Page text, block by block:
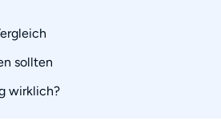
2026
MP4 Converter
sollten
aber nicht den Hauptfilm?
wirklich?